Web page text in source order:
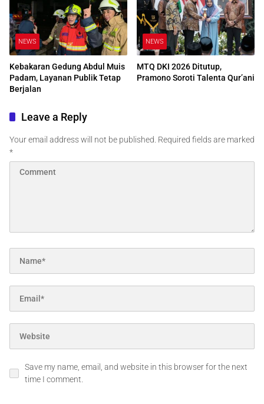
NEWS
Kebakaran Gedung Abdul Muis
Padam, Layanan Publik Tetap
Berjalan
NEWS
MTQ DKI 2026 Ditutup,
Pramono Soroti Talenta Qur’ani
Leave a Reply
Your email address will not be published. Required fields are marked
*
Save my name, email, and website in this browser for the next
time I comment.